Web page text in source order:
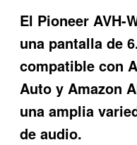
El Pioneer AVH-
una pantalla de
compatible con
Auto y Amazon
una amplia
de audio.